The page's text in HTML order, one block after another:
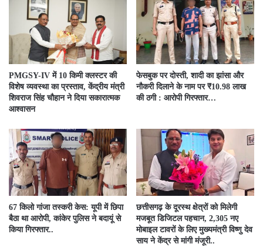
PMGSY-IV में 10 किमी क्लस्टर की
विशेष व्यवस्था का प्रस्ताव, केंद्रीय मंत्री
शिवराज सिंह चौहान ने दिया सकारात्मक
आश्वासन
फेसबुक पर दोस्ती, शादी का झांसा और
नौकरी दिलाने के नाम पर ₹10.98 लाख
की ठगी : आरोपी गिरफ्तार…
67 किलो गांजा तस्करी केस: यूपी में छिपा
बैठा था आरोपी, कांकेर पुलिस ने बदायूं से
किया गिरफ्तार..
छत्तीसगढ़ के दूरस्थ क्षेत्रों को मिलेगी
मजबूत डिजिटल पहचान, 2,305 नए
मोबाइल टावरों के लिए मुख्यमंत्री विष्णु देव
साय ने केंद्र से मांगी मंजूरी..